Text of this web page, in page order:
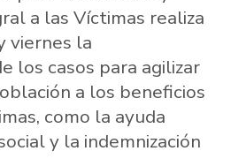
a las Víctimas realiza
viernes la
los casos para agilizar
a los beneficios
como la ayuda
y la indemnización